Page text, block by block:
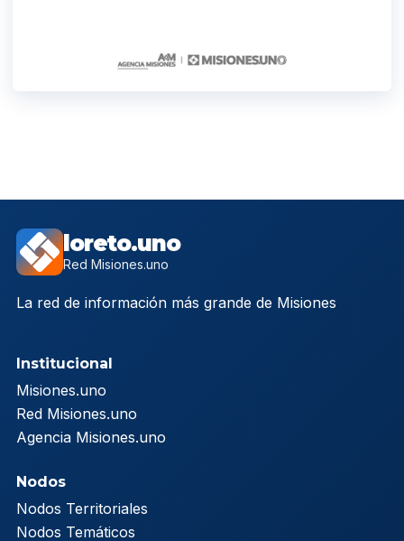
loreto.uno
Red Misiones.uno
La red de información más grande de Misiones
Institucional
Misiones.uno
Red Misiones.uno
Agencia Misiones.uno
Nodos
Nodos Territoriales
Nodos Temáticos